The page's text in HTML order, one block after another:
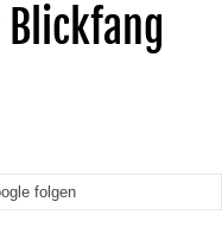
folgen